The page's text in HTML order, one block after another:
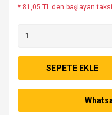
* 81,05 TL den başlayan
SEPETE EKLE